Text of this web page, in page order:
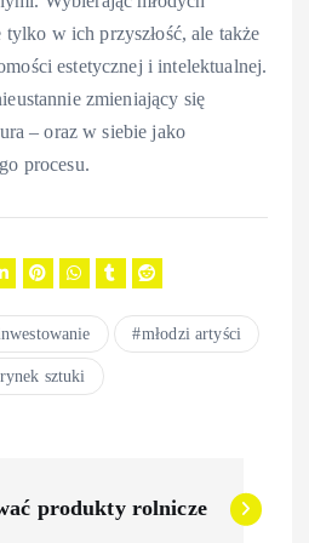
w ich przyszłość, ale także
estetycznej i intelektualnej.
zmieniający się
– oraz w siebie jako
procesu.
młodzi artyści
rynek sztuki
produkty rolnicze